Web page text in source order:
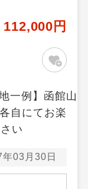
円
03月30日